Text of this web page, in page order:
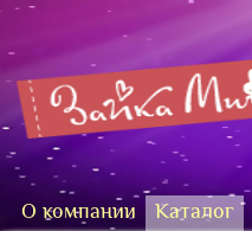
О компании Каталог